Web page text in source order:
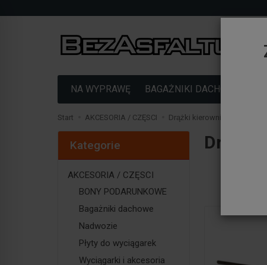
NA WYPRAWĘ BAGAŻNIKI DACHOWE
Start AKCESORIA / CZĘSCI Drążki kierownicze
Drążki
Kategorie
AKCESORIA / CZĘSCI
BONY PODARUNKOWE
Bagażniki dachowe
Nadwozie
Płyty do wyciągarek
Wyciągarki i akcesoria